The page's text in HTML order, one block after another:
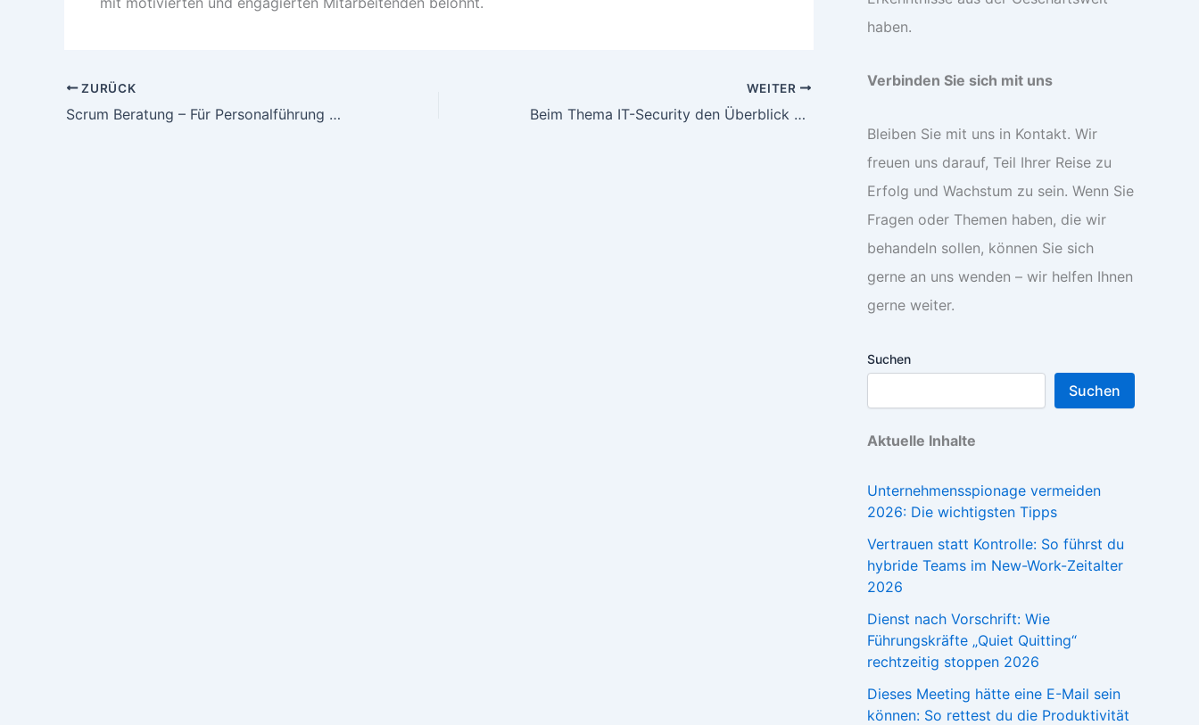
ZURÜCK
Scrum Beratung – Für Personalführung einen Blick wert
WEITER
Beim Thema IT-Security den Überblick behalten
haben.
Verbinden Sie sich mit uns
Bleiben Sie mit uns in Kontakt. Wir
freuen uns darauf, Teil Ihrer Reise zu
Erfolg und Wachstum zu sein. Wenn Sie
Fragen oder Themen haben, die wir
behandeln sollen, können Sie sich
gerne an uns wenden – wir helfen Ihnen
gerne weiter.
Suchen
Suchen
Aktuelle Inhalte
Unternehmensspionage vermeiden
2026: Die wichtigsten Tipps
Vertrauen statt Kontrolle: So führst du
hybride Teams im New-Work-Zeitalter
2026
Dienst nach Vorschrift: Wie
Führungskräfte „Quiet Quitting“
rechtzeitig stoppen 2026
Dieses Meeting hätte eine E-Mail sein
können: So rettest du die Produktivität